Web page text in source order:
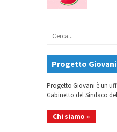
Progetto Giovani
Progetto Giovani è un
Gabinetto del Sindaco
Chi siamo »